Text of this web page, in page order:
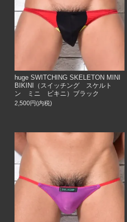
huge SWITCHING SKELETON MINI
BIKINI（スイッチング スケルト
ン ミニ ビキニ）ブラック
2,500円(内税)